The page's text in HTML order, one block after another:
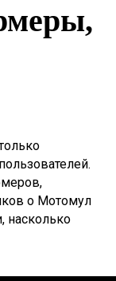
о Мотомул
насколько